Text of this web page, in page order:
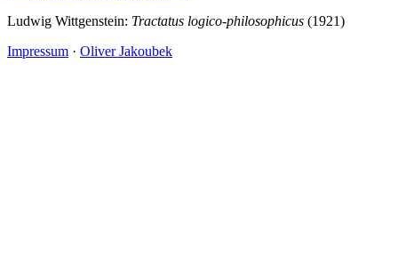
Ludwig Wittgenstein: Tractatus logico-philosophicus (1921)
Impressum · Oliver Jakoubek